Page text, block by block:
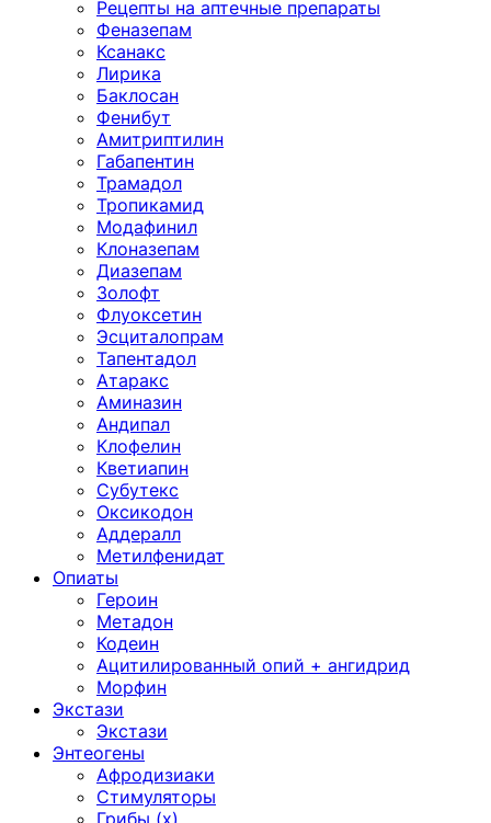
Рецепты на аптечные препараты
Феназепам
Ксанакс
Лирика
Баклосан
Фенибут
Амитриптилин
Габапентин
Трамадол
Тропикамид
Модафинил
Клоназепам
Диазепам
Золофт
Флуоксетин
Эсциталопрам
Тапентадол
Атаракс
Аминазин
Андипал
Клофелин
Кветиапин
Субутекс
Оксикодон
Аддералл
Метилфенидат
Опиаты
Героин
Метадон
Кодеин
Ацитилированный опий + ангидрид
Морфин
Экстази
Экстази
Энтеогены
Афродизиаки
Стимуляторы
Грибы (х)